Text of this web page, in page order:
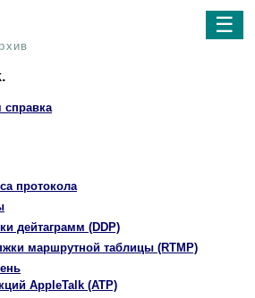
☰
справка
протокола
дейтаграмм (DDP)
маршрутной таблицы (RTMP)
AppleTalk (ATP)